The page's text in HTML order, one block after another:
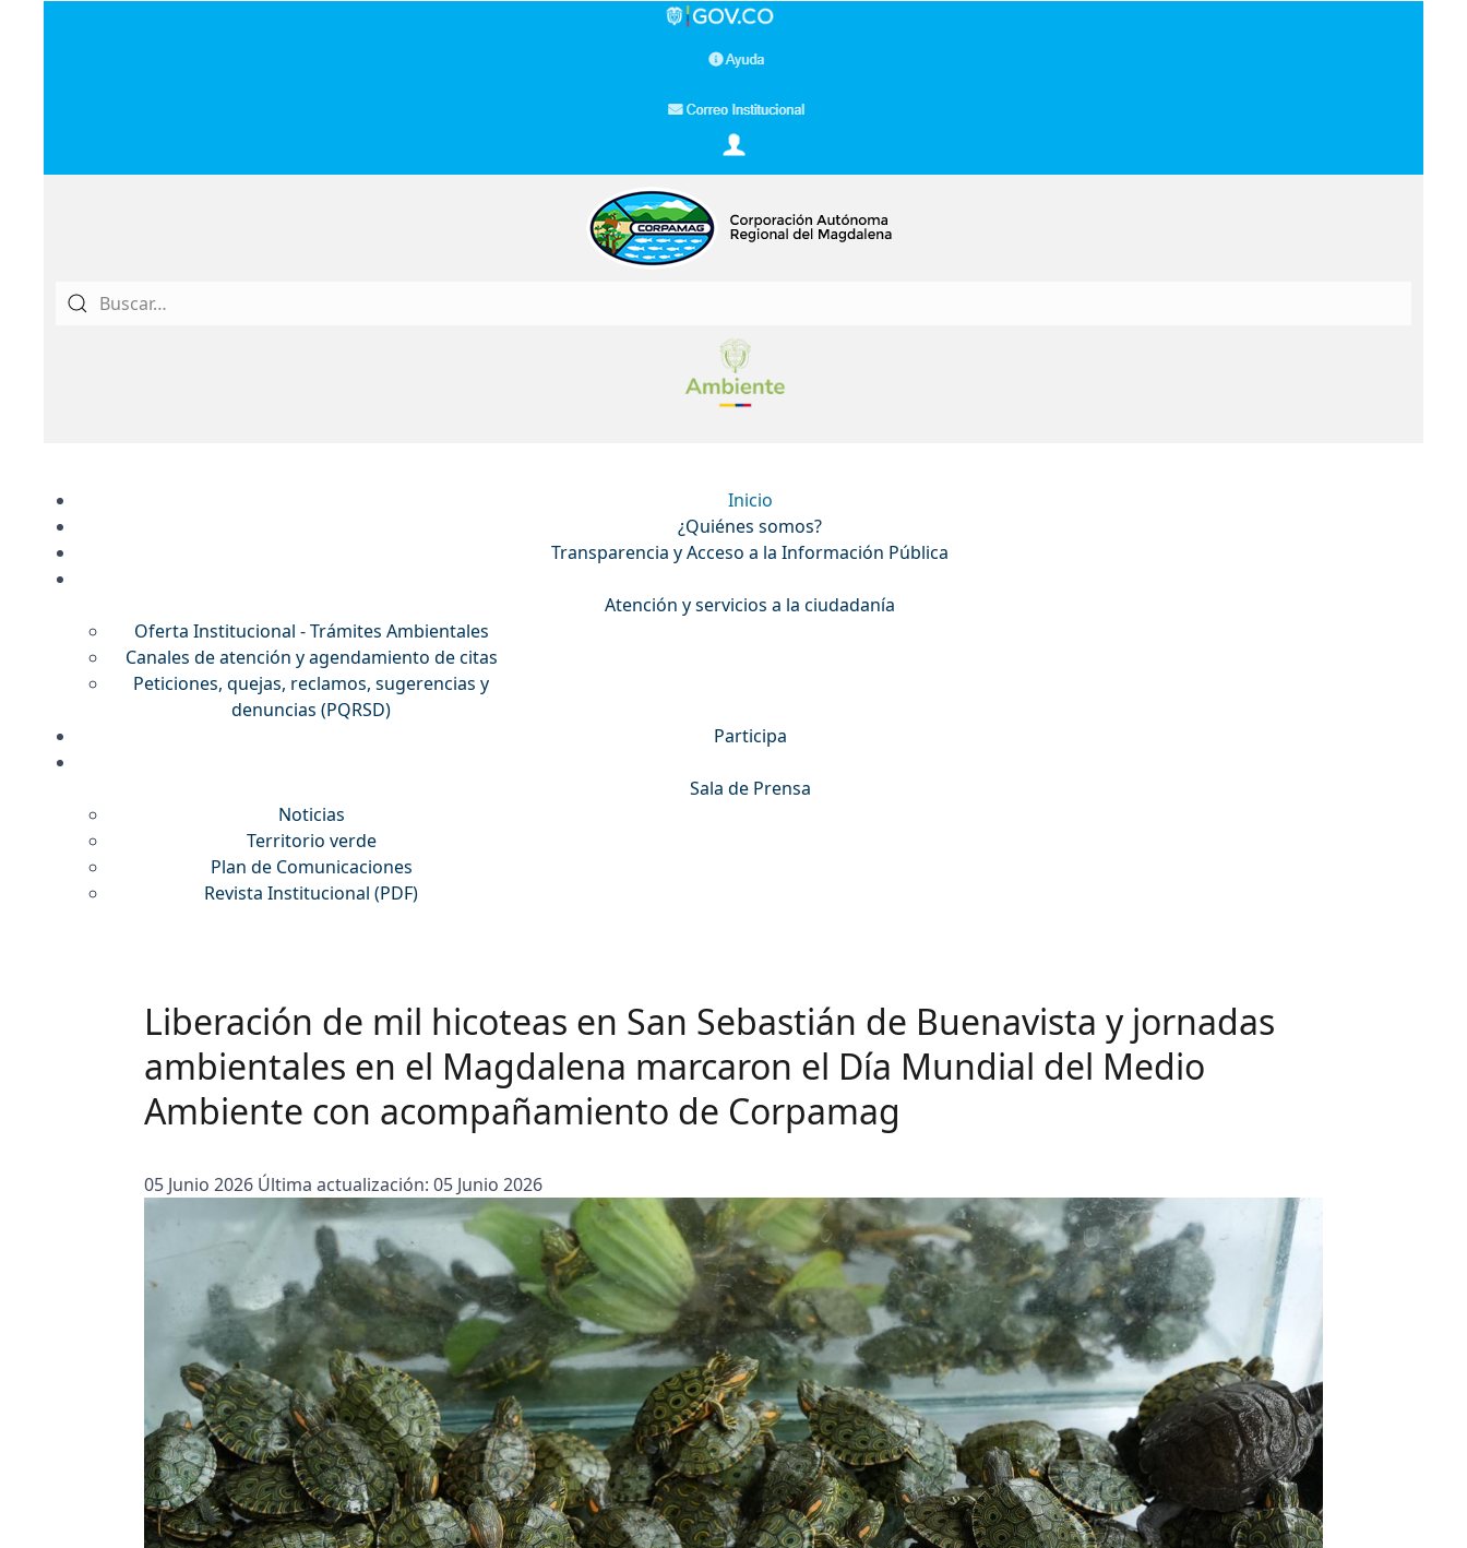
Inicio
¿Quiénes somos?
Transparencia y Acceso a la Información Pública
Atención y servicios a la ciudadanía
Oferta Institucional - Trámites Ambientales
Canales de atención y agendamiento de citas
Peticiones, quejas, reclamos, sugerencias y
denuncias (PQRSD)
Participa
Sala de Prensa
Noticias
Territorio verde
Plan de Comunicaciones
Revista Institucional (PDF)
Liberación de mil hicoteas en San Sebastián de Buenavista y jornadas
ambientales en el Magdalena marcaron el Día Mundial del Medio
Ambiente con acompañamiento de Corpamag
05 Junio 2026 Última actualización: 05 Junio 2026